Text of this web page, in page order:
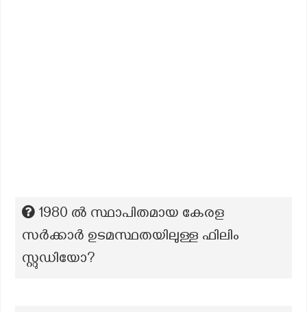
1980 ൽ സ്ഥാപിതമായ കേരള
സർക്കാർ ഉടമസ്ഥതയിലുള്ള ഫിലിം
സ്റ്റുഡിയോ?